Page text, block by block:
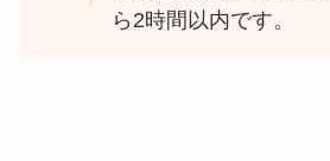
ら2時間以内です。